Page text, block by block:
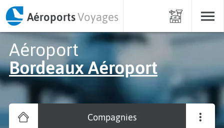
AéroportsVoyages
Aéroport
Bordeaux Aéroport
Compagnies